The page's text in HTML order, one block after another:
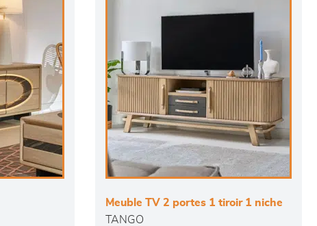
Meuble TV 2 portes 1 tiroir 1 niche
TANGO